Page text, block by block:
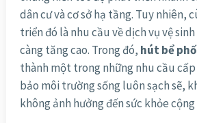
dân cư và cơ sở hạ tầng. Tuy nhiên,
triển đó là nhu cầu về dịch vụ vệ
càng tăng cao. Trong đó, hút bể
thành một trong những nhu cầu
bảo môi trường sống luôn sạch sẽ,
không ảnh hưởng đến sức khỏe cộng